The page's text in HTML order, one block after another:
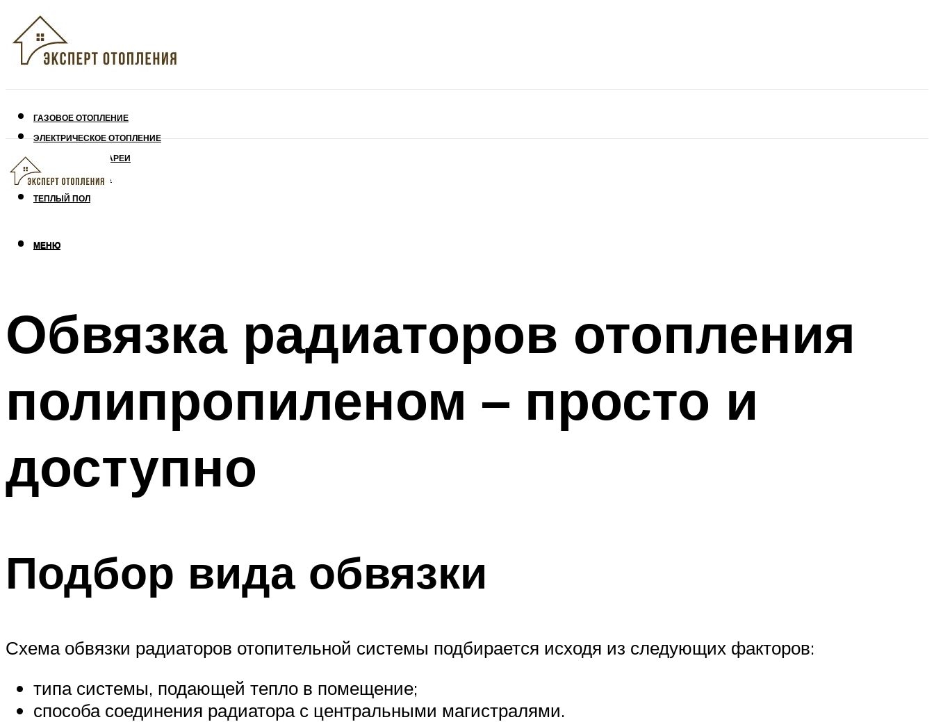
ГАЗОВОЕ ОТОПЛЕНИЕ
ЭЛЕКТРИЧЕСКОЕ ОТОПЛЕНИЕ
СОЛНЕЧНЫЕ БАТАРЕИ
УТЕПЛЕНИЕ ДОМА
ТЕПЛЫЙ ПОЛ
МЕНЮ
МЕНЮ
Обвязка радиаторов отопления
полипропиленом – просто и
доступно
Подбор вида обвязки
Схема обвязки радиаторов отопительной системы подбирается исходя из следующих факторов:
типа системы, подающей тепло в помещение;
способа соединения радиатора с центральными магистралями.